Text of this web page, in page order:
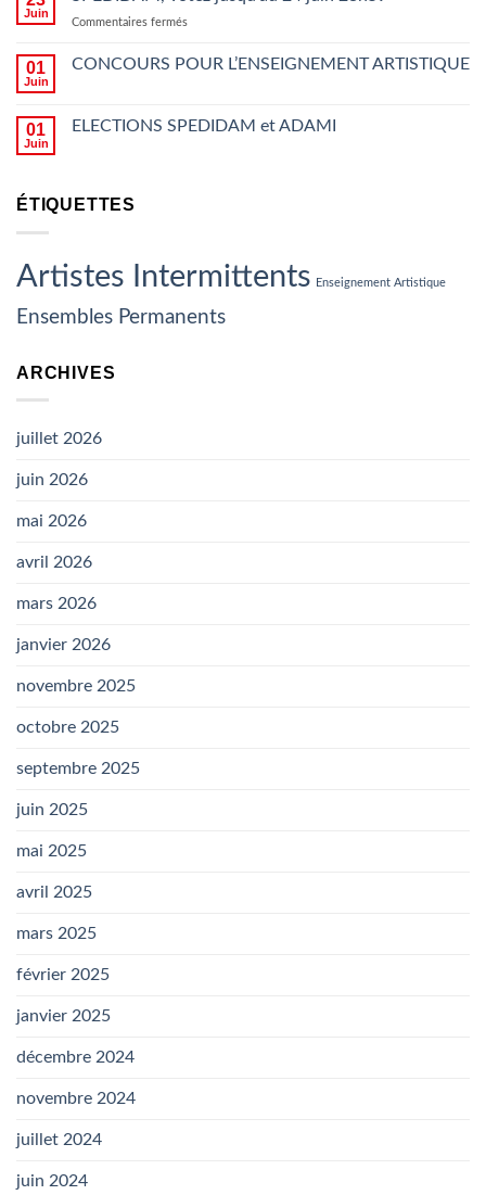
à
le
ou
leur
des
Juin
Commentaires ferméssur
votez
23h59
01
Juin
CONCOURS POUR L’ENSEIGNEMENT ARTISTIQUE
01
Juin
ELECTIONS SPEDIDAM et ADAMI
ÉTIQUETTES
Artistes Intermittents Enseignement Artistique
Ensembles Permanents
ARCHIVES
juillet 2026
juin 2026
mai 2026
avril 2026
mars 2026
janvier 2026
novembre 2025
octobre 2025
septembre 2025
juin 2025
mai 2025
avril 2025
mars 2025
février 2025
janvier 2025
décembre 2024
novembre 2024
juillet 2024
juin 2024